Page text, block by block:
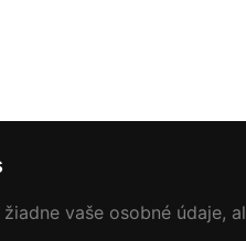
vaše osobné údaje,